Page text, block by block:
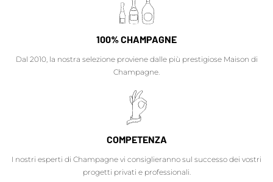
100% CHAMPAGNE
Dal 2010, la nostra selezione proviene dalle più prestigiose Maison di
Champagne.
COMPETENZA
I nostri esperti di Champagne vi consiglieranno sul successo dei vostri
progetti privati e professionali.